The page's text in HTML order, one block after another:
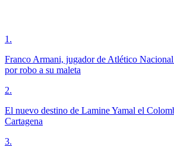
1 .
Franco Armani, jugador de Atlético
por robo a su maleta
2.
El nuevo destino de Lamine Yamal el
Cartagena
3.